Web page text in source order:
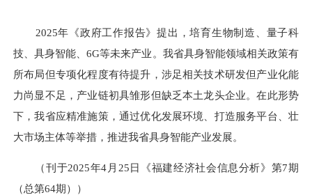
2025年《政府工作报告》提出，培育生物制造、量子科
技、具身智能、6G等未来产业。我省具身智能领域相关政策有
所布局但专项化程度有待提升，涉足相关技术研发但产业化能
力尚显不足，产业链初具雏形但缺乏本土龙头企业。在此形势
下，我省应精准施策，通过优化发展环境、打造服务平台、壮
大市场主体等举措，推进我省具身智能产业发展。
（刊于2025年4月25日《福建经济社会信息分析》第7期
（总第64期））